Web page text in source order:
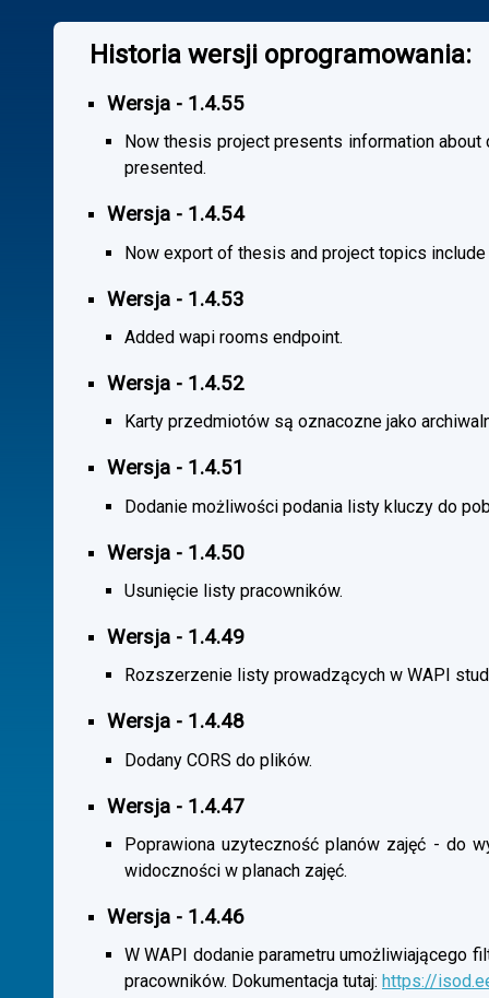
Historia wersji oprogramowania:
Wersja - 1.4.55
Now thesis project presents information
presented.
Wersja - 1.4.54
Now export of thesis and project topics
Wersja - 1.4.53
Added wapi rooms endpoint.
Wersja - 1.4.52
Karty przedmiotów są oznacozne jako
Wersja - 1.4.51
Dodanie możliwości podania listy kluczy do
Wersja - 1.4.50
Usunięcie listy pracowników.
Wersja - 1.4.49
Rozszerzenie listy prowadzących w WAPI
Wersja - 1.4.48
Dodany CORS do plików.
Wersja - 1.4.47
Poprawiona uzyteczność planów zajęć - do
widoczności w planach zajęć.
Wersja - 1.4.46
W WAPI dodanie parametru umożliwiającego
pracowników. Dokumentacja tutaj: https://